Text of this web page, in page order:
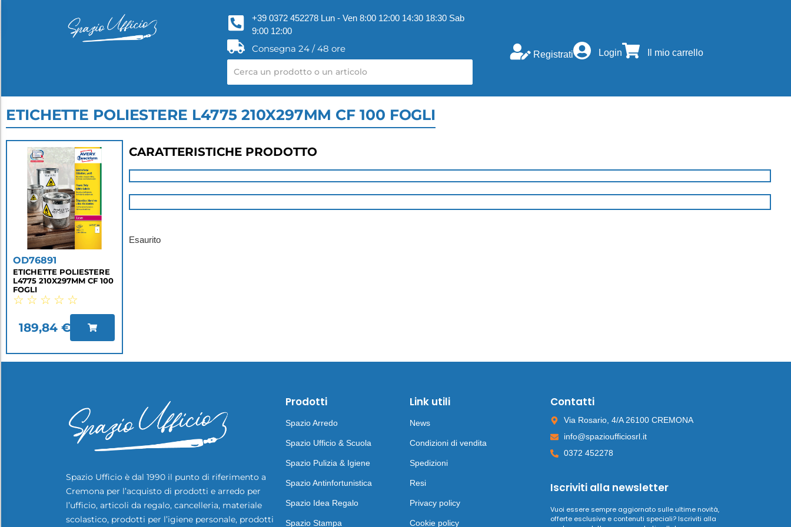
+39 0372 452278 Lun - Ven 8:00 12:00 14:30 18:30 Sab
9:00 12:00
Consegna 24 / 48 ore
Registrati Login Il mio carrello
ETICHETTE POLIESTERE L4775 210X297MM CF 100 FOGLI
OD76891
ETICHETTE POLIESTERE
L4775 210X297MM CF 100
FOGLI
☆ ☆ ☆ ☆ ☆
189,84 €
CARATTERISTICHE PRODOTTO
Esaurito
Spazio Ufficio è dal 1990 il punto di riferimento a
Cremona per l’acquisto di prodotti e arredo per
l’ufficio, articoli da regalo, cancelleria, materiale
scolastico, prodotti per l’igiene personale, prodotti
Prodotti
Spazio Arredo
Spazio Ufficio & Scuola
Spazio Pulizia & Igiene
Spazio Antinfortunistica
Spazio Idea Regalo
Spazio Stampa
Link utili
News
Condizioni di vendita
Spedizioni
Resi
Privacy policy
Cookie policy
Contatti
Via Rosario, 4/A 26100 CREMONA
info@spazioufficiosrl.it
0372 452278
Iscriviti alla newsletter
Vuoi essere sempre aggiornato sulle ultime novità,
offerte esclusive e contenuti speciali? Iscriviti alla